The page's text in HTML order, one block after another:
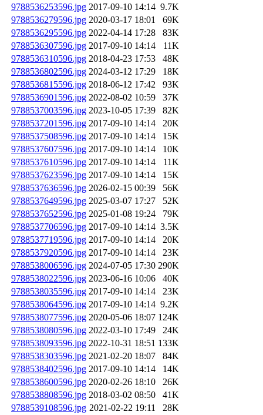
9788536253596.jpg 2017-09-10 14:14 9.7K
9788536279596.jpg 2020-03-17 18:01
69K
9788536295596.jpg 2022-04-14 17:28
83K
9788536307596.jpg 2017-09-10 14:14
11K
9788536310596.jpg 2018-04-23 17:53
48K
9788536802596.jpg 2024-03-12 17:29
18K
9788536815596.jpg 2018-06-12 17:42
93K
9788536901596.jpg 2022-08-02 10:59
37K
9788537003596.jpg 2023-10-05 17:39
82K
9788537201596.jpg 2017-09-10 14:14
20K
9788537508596.jpg 2017-09-10 14:14
15K
9788537607596.jpg 2017-09-10 14:14
10K
9788537610596.jpg 2017-09-10 14:14
11K
9788537623596.jpg 2017-09-10 14:14
15K
9788537636596.jpg 2026-02-15 00:39
56K
9788537649596.jpg 2025-03-07 17:27
52K
9788537652596.jpg 2025-01-08 19:24
79K
9788537706596.jpg 2017-09-10 14:14 3.5K
9788537719596.jpg 2017-09-10 14:14
20K
9788537920596.jpg 2017-09-10 14:14
23K
9788538006596.jpg 2024-07-05 17:30 290K
9788538022596.jpg 2023-06-16 10:06
40K
9788538035596.jpg 2017-09-10 14:14
23K
9788538064596.jpg 2017-09-10 14:14 9.2K
9788538077596.jpg 2020-05-06 18:07 124K
9788538080596.jpg 2022-03-10 17:49
24K
9788538093596.jpg 2022-10-31 18:51 133K
9788538303596.jpg 2021-02-20 18:07
84K
9788538402596.jpg 2017-09-10 14:14
14K
9788538600596.jpg 2020-02-26 18:10
26K
9788538808596.jpg 2018-03-02 08:50
41K
9788539108596.jpg 2021-02-22 19:11
28K